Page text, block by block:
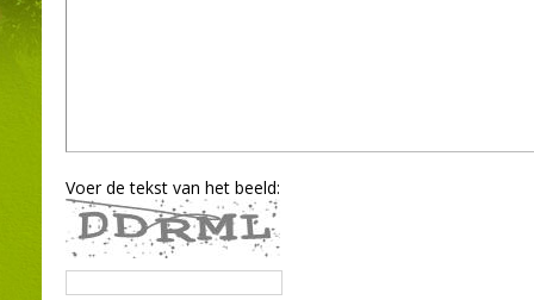
Voer de tekst van het beeld: